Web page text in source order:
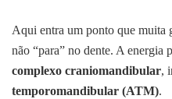
Aqui entra um ponto que muita
não “para” no dente. A energia
complexo craniomandibular,
temporomandibular (ATM).